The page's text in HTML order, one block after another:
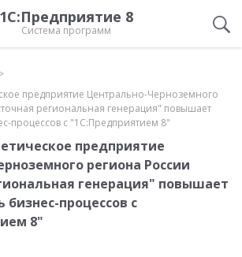
1С:Предприятие 8
Система программ
предприятие Центрально-Черноземного
региональная генерация" повышает
процессов с "1С:Предприятием 8"
предприятие
региона России
генерация" повышает
процессов с
8"